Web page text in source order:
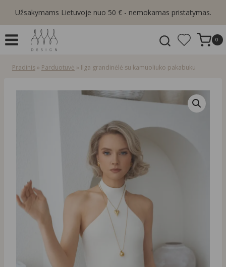
content
Užsakymams Lietuvoje nuo 50 € - nemokamas pristatymas.
0
Pradinis » Parduotuvė » Ilga grandinėlė su kamuoliuko pakabuku